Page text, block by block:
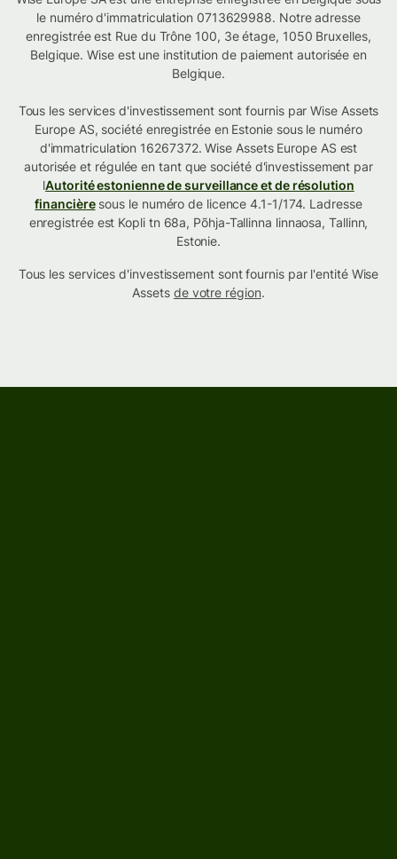
le numéro d'immatriculation 0713629988. Notre adresse
enregistrée est Rue du Trône 100, 3e étage, 1050 Bruxelles,
Belgique. Wise est une institution de paiement autorisée en
Belgique.
Tous les services d'investissement sont fournis par Wise Assets
Europe AS, société enregistrée en Estonie sous le numéro
d'immatriculation 16267372. Wise Assets Europe AS est
autorisée et régulée en tant que société d'investissement par
lAutorité estonienne de surveillance et de résolution
financièresous le numéro de licence 4.1-1/174. Ladresse
enregistrée est Kopli tn 68a, Põhja-Tallinna linnaosa, Tallinn,
Estonie.
Tous les services d'investissement sont fournis par l'entité Wise
Assets de votre région.